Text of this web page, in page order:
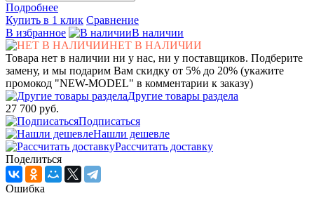
Подробнее
Купить в 1 клик Сравнение
В избранное
В наличии
НЕТ В НАЛИЧИИ
Товара нет в наличии ни у нас, ни у поставщиков. Подберите
замену, и мы подарим Вам скидку от 5% до 20% (укажите
промокод "NEW-MODEL" в комментарии к заказу)
Другие товары раздела
27 700 руб.
Подписаться
Нашли дешевле
Рассчитать доставку
Поделиться
Ошибка